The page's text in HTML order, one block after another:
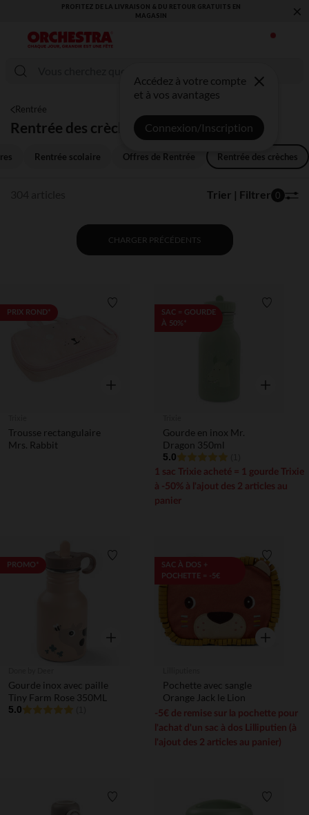
VOUS ALLEZ ADORER LA RENTRÉE ! DÉCOUVREZ LA NOUVELLE
COLLECTION !
×
Accédez à votre compte
et à vos avantages
Connexion/Inscription
Rentrée
Rentrée des crèches
Rentrée scolaire Offres de Rentrée Rentrée des crèches
Trier | Filtrer 0
CHARGER PRÉCÉDENTS
PRIX ROND* Liste de souhaits
Aperçu rapide
Trousse rectangulaire
Mrs. Rabbit
SAC = GOURDE
À 50%*
Aperçu
Gourde en inox Mr.
Dragon 350ml
5.0
1 sac Trixie acheté = 1 gourde Trixie
à -50% à l'ajout des 2 articles au
panier
PROMO* Liste de souhaits
Aperçu rapide
Gourde inox avec paille
Tiny Farm Rose 350ML
5.0
SAC À DOS +
POCHETTE = -5€
Liste de
Aperçu
Pochette avec sangle
Orange Jack le Lion
-5€ de remise sur la pochette pour
l'achat d'un sac à dos Lilliputien (à
l'ajout des 2 articles au panier)